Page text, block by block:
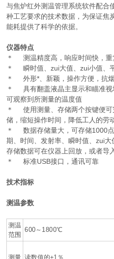
与焦炉红外测温管理系统软件配合
种工艺要求的技术数据，为保证焦
能耗提供了科学的依据。
仪器特点
＊ 测温精度高，响应时间快，重
＊ 瞬时值、zui大值、zui小值、
＊ 外形*、新颖，操作方便，抗
＊ 具有翻盖液晶主显示和瞄准视
可观察到所测量的温度值
＊ 使用测量、存储两个按键便可
储，缩短操作时间，降低工人的劳
＊ 数据存储量大，可存储1000
期、时间、发射率、瞬时值、zui大
存储数据可在仪器上回放，或者导
＊ 标准USB接口，通讯可靠
技术指标
测温参数
测温
范围
600～1800℃
测量 读数值的±1％